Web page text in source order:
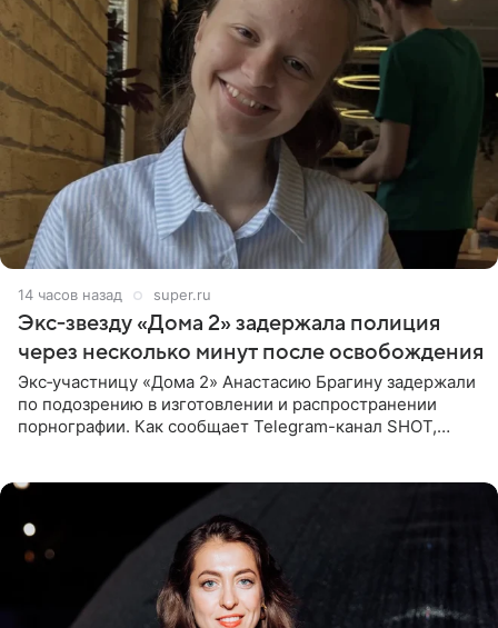
14 часов назад super.ru
Экс‑звезду «Дома 2» задержала полиция
через несколько минут после освобождения
Экс‑участницу «Дома 2» Анастасию Брагину задержали
по подозрению в изготовлении и распространении
порнографии. Как сообщает Telegram-канал SHOT,